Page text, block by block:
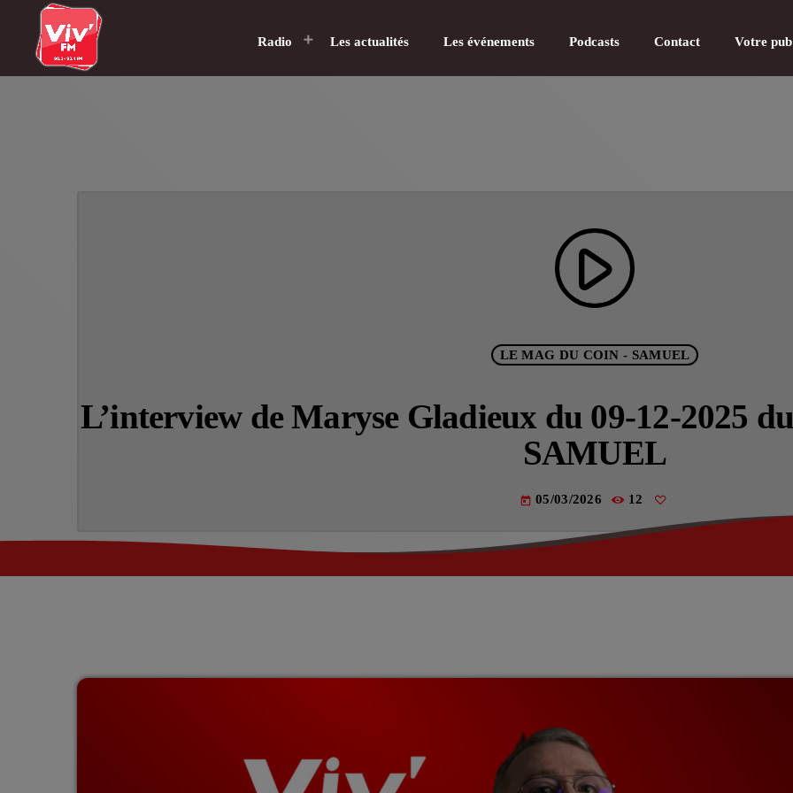
Radio Les actualités Les événements Podcasts Contact Votre
play_arrow
LE MAG DU COIN - SAMUEL
L’interview de Maryse Gladieux du 09-12-2025
SAMUEL
today 05/03/2026 12